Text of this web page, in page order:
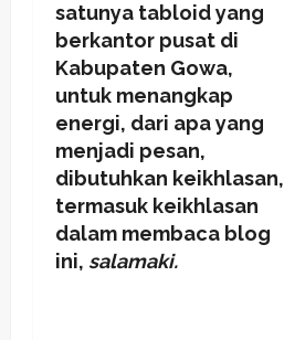
satunya tabloid yang
berkantor pusat di
Kabupaten Gowa,
untuk menangkap
energi, dari apa yang
menjadi pesan,
dibutuhkan keikhlasan,
termasuk keikhlasan
dalam membaca blog
ini, salamaki.